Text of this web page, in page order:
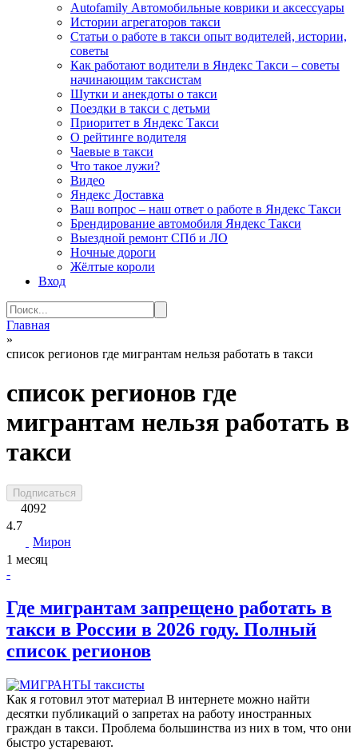
Autofamily Автомобильные коврики и аксессуары
Истории агрегаторов такси
Статьи о работе в такси опыт водителей, истории,
советы
Как работают водители в Яндекс Такси – советы
начинающим таксистам
Шутки и анекдоты о такси
Поездки в такси с детьми
Приоритет в Яндекс Такси
О рейтинге водителя
Чаевые в такси
Что такое лужи?
Видео
Яндекс Доставка
Ваш вопрос – наш ответ о работе в Яндекс Такси
Брендирование автомобиля Яндекс Такси
Выездной ремонт СПб и ЛО
Ночные дороги
Жёлтые короли
Вход
Search
for:
Главная
»
список регионов где мигрантам нельзя работать в такси
список регионов где
мигрантам нельзя работать в
такси
Подписаться
4092
4.7
Мирон
1 месяц
-
Где мигрантам запрещено работать в
такси в России в 2026 году. Полный
список регионов
Как я готовил этот материал В интернете можно найти
десятки публикаций о запретах на работу иностранных
граждан в такси. Проблема большинства из них в том, что они
быстро устаревают.